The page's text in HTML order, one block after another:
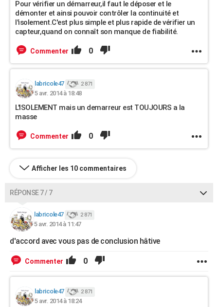
Pour vérifier un démarreur,il faut le déposer et le
démonter et ainsi pouvoir contrôler la continuité et
l'isolement.C'est plus simple et plus rapide de vérifier un
capteur,quand on connaît son manque de fiabilité.
Commenter 0
labricole47 2 871
5 avr. 2014 à 18:48
L'ISOLEMENT mais un demarreur est TOUJOURS a la
masse
Commenter 0
Afficher les 10 commentaires
RÉPONSE 7 / 7
labricole47 2 871
5 avr. 2014 à 11:47
d'accord avec vous pas de conclusion hâtive
Commenter 0
labricole47 2 871
5 avr. 2014 à 18:24